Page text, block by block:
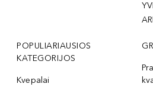
POPULIARIAUSIOS
KATEGORIJOS
Kvepalai